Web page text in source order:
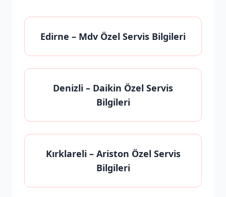
Edirne – Mdv Özel Servis Bilgileri
Denizli – Daikin Özel Servis
Bilgileri
Kırklareli– Ariston Özel Servis
Bilgileri